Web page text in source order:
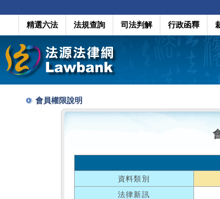
精選六法 法規查詢 司法判解 行政函釋
會員權限說明
資料類別
法律新訊